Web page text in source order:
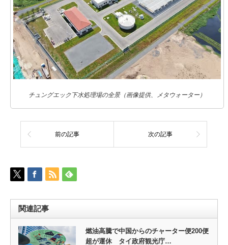
チュングエック下水処理場の全景（画像提供、メタウォーター）
前の記事 次の記事
関連記事
燃油高騰で中国からのチャーター便200便
超が運休 タイ政府観光庁…